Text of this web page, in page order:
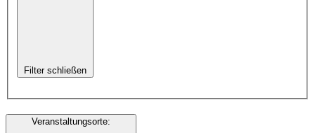
Filter schließen
Veranstaltungsorte: